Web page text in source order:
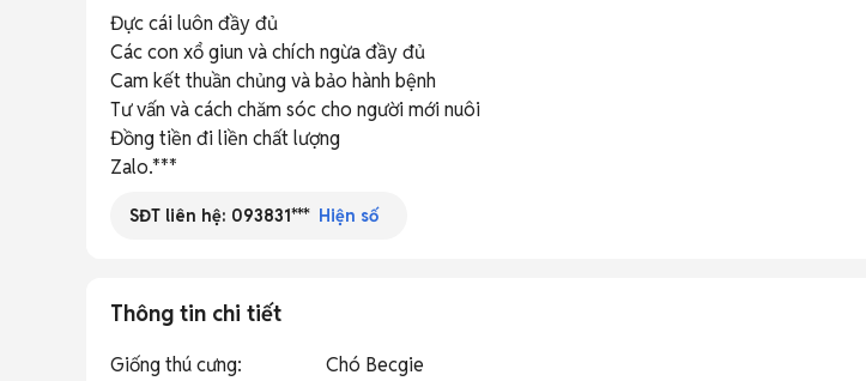
Đực cái luôn đầy đủ
Các con xổ giun và chích ngừa đầy đủ
Cam kết thuần chủng và bảo hành bệnh
Tư vấn và cách chăm sóc cho người mới nuôi
Đồng tiền đi liền chất lượng
Zalo.***
SĐT liên hệ: 093831*** Hiện số
Thông tin chi tiết
Giống thú cưng: Chó Becgie